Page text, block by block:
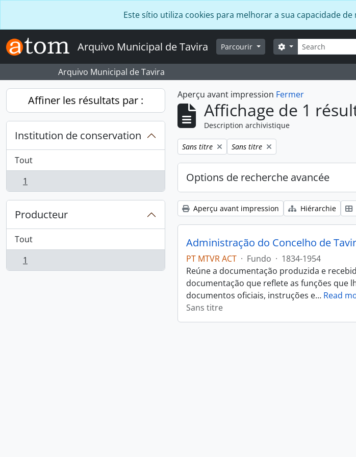
Este sítio utiliza cookies para melhorar a sua capacidade
Arquivo Municipal de Tavira Parcourir Rechercher
Search options
Arquivo Municipal de Tavira
Affiner les résultats par :
Institution de conservation
Tout
, 1 résultats
1
Producteur
Tout
, 1 résultats
1
Aperçu avant impression Fermer
Affichage de 1
Description archivistique
Remove filter:
Sans titre Remove filter:
Sans titre
Options de recherche avancée
Aperçu avant impression Hiérarchie
Administração do Concelho de
PT MTVR ACT · Fundo · 1834-1954
Reúne a documentação produzida e
documentação que reflete as funções que
documentos oficiais, instruções e… Read
Sans titre